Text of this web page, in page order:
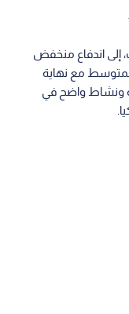
إلى اندفاع منخفض
مع نهاية
ونشاط واضح في